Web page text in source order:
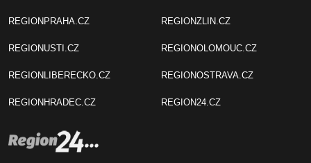
REGIONPRAHA.CZ
REGIONUSTI.CZ
REGIONLIBERECKO.CZ
REGIONHRADEC.CZ
REGIONZLIN.CZ
REGIONOLOMOUC.CZ
REGIONOSTRAVA.CZ
REGION24.CZ